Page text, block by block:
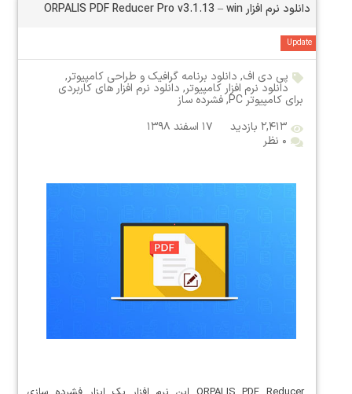
دانلود نرم افزار ORPALIS PDF Reducer Pro v3.1.13 – win
Update
پی دی اف, دانلود برنامه گرافیک و طراحی کامپیوتر,
دانلود نرم افزار کامپیوتر, دانلود نرم افزار های کاربردی
برای کامپیوتر PC ,فشرده ساز
۲,۴۱۳ بازدید
۱۷ اسفند ۱۳۹۸
۰ نظر